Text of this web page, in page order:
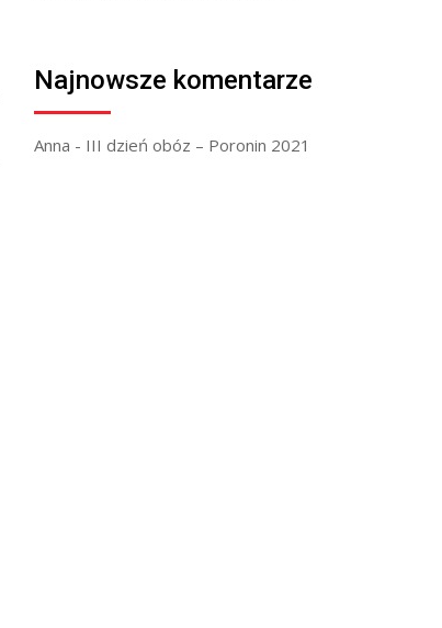
Najnowsze komentarze
Anna - III dzień obóz – Poronin 2021